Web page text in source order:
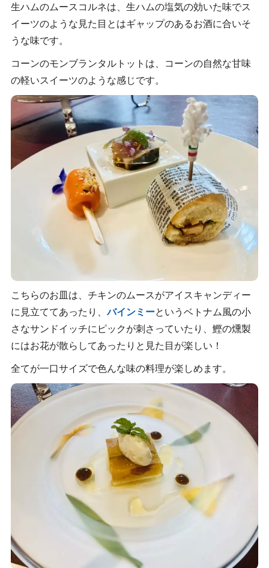
生ハムのムースコルネは、生ハムの塩気の効いた味でス
イーツのような見た目とはギャップのあるお酒に合いそ
うな味です。
コーンのモンブランタルトットは、コーンの自然な甘味
の軽いスイーツのような感じです。
こちらのお皿は、チキンのムースがアイスキャンディー
に見立ててあったり、バインミーというベトナム風の小
さなサンドイッチにピックが刺さっていたり、鰹の燻製
にはお花が散らしてあったりと見た目が楽しい！
全てが一口サイズで色んな味の料理が楽しめます。